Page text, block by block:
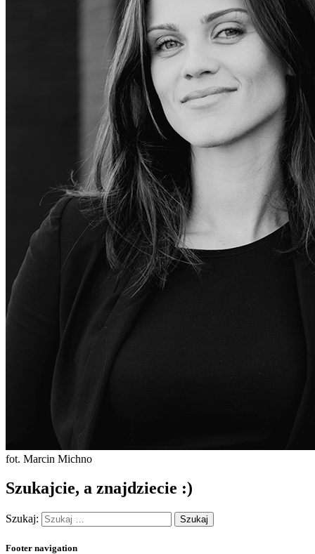
fot. Marcin Michno
Szukajcie, a znajdziecie :)
Szukaj:
Footer navigation